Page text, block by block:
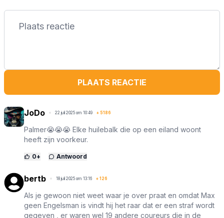
PLAATS REACTIE
JoDo 22 juli 2025 om 10:49 + 5186
Palmer😭😭😭 Elke huilebalk die op een eiland woont
heeft zijn voorkeur.
0+ Antwoord
bertb 18 juli 2025 om 13:16 + 126
Als je gewoon niet weet waar je over praat en omdat Max
geen Engelsman is vindt hij het raar dat er een straf wordt
gegeven , er waren wel 19 andere coureurs die in de